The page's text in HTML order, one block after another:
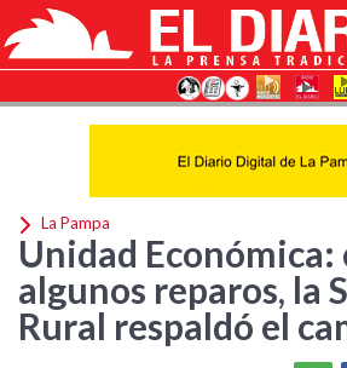
La Pampa
Unidad Económica:
algunos reparos, la
Rural respaldó el